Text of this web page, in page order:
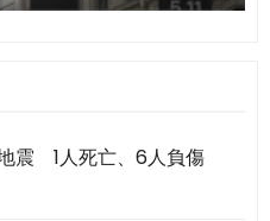
震 1人死亡、6人負傷